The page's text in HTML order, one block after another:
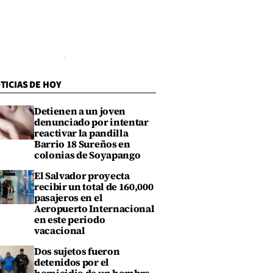
DE HOY
Detienen a un joven
denunciado por intentar
reactivar la pandilla
Barrio 18 Sureños en
colonias de Soyapango
El Salvador proyecta
recibir un total de 160,000
pasajeros en el
Aeropuerto Internacional
en este periodo
vacacional
Dos sujetos fueron
detenidos por el